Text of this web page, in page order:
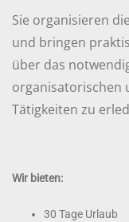
Sie organisieren
und bringen
über das
organisatorischen
Tätigkeiten zu
Wir bieten:
30 Tage Urlaub